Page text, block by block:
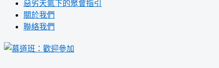
惡劣天氣下的聚會指引
關於我們
聯絡我們